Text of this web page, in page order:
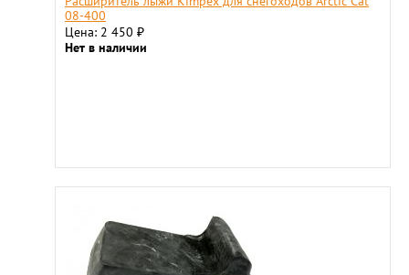
08-400
Цена: 2 450 ₽
Нет в наличии